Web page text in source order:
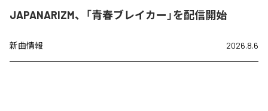
JAPANARIZM、「青春ブレイカー」を配信開始
新曲情報 2026.8.6